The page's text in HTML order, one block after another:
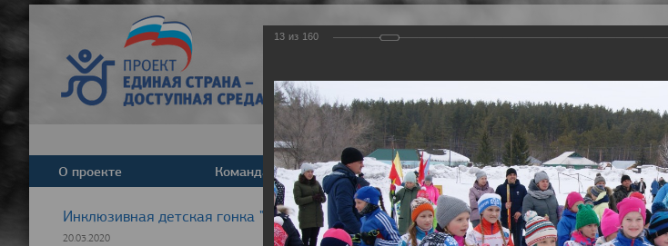
Версия для слабовидящих
О проекте Команда Новости Деятельность
Инклюзивная детская гонка "Лыжня здоровья" 2020
20.03.2020
13 из 160